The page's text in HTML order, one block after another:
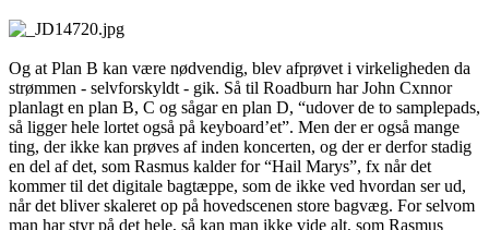
Og at Plan B kan være nødvendig, blev afprøvet i virkeligheden da
strømmen - selvforskyldt - gik. Så til Roadburn har John Cxnnor
planlagt en plan B, C og sågar en plan D, “udover de to samplepads,
så ligger hele lortet også på keyboard’et”. Men der er også mange
ting, der ikke kan prøves af inden koncerten, og der er derfor stadig
en del af det, som Rasmus kalder for “Hail Marys”, fx når det
kommer til det digitale bagtæppe, som de ikke ved hvordan ser ud,
når det bliver skaleret op på hovedscenen store bagvæg. For selvom
man har styr på det hele, så kan man ikke vide alt, som Rasmus